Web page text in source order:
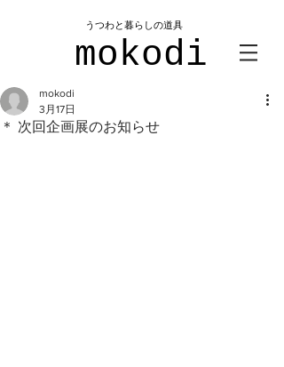
mokodi
​うつわと暮らしの道具
＊ 次回企画展のお知らせ
mokodi
3月17日